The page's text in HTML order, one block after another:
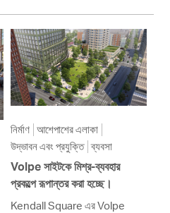
নির্মাণ আশেপাশের এলাকা
উদ্ভাবন এবং প্রযুক্তি ব্যবসা
Volpe সাইটকে মিশ্র-ব্যবহার
প্রকল্পে রূপান্তর করা হচ্ছে।
Kendall Square এর Volpe